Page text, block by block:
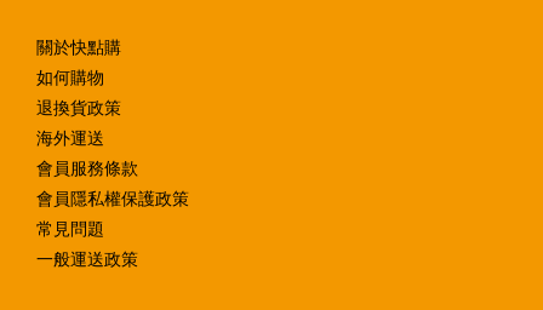
關於快點購
如何購物
退換貨政策
海外運送
會員服務條款
會員隱私權保護政策
常見問題
一般運送政策